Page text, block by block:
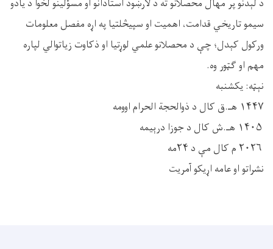
د لېدنو پر مهال محصلانو ته د لارښود استادانو او مسؤلینو لخوا د يادو
سیمو تاریخي قدامت، اهميت او سپیڅلتيا په اړه مفصل معلومات
ورکول کېدل؛ چې د محصلانو علمي لوړتيا او ذکاوت زياتوالي لپاره
مهم او ګټور وه.
نېټه: یکشنبه
۱۴۴۷ هـ.ق کال د ذوالحجة الحرام اوومه
نشراتو او عامه اړیکو آمریت